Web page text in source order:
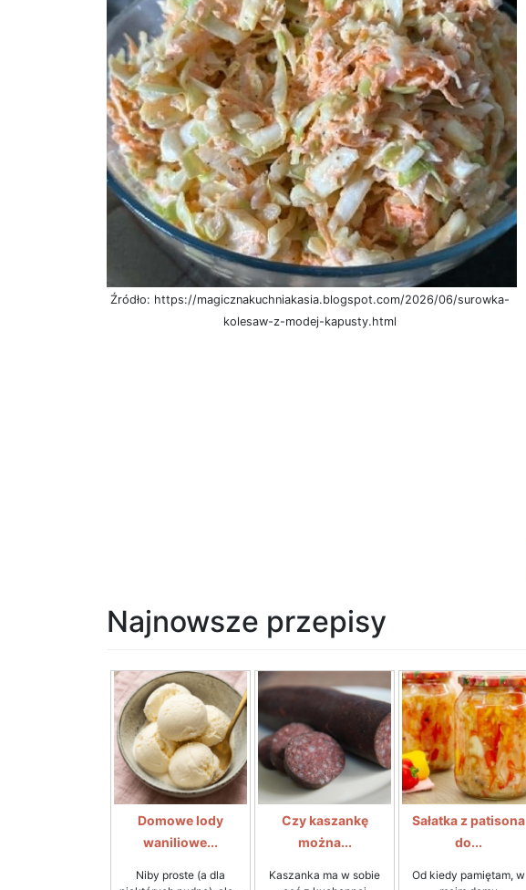
Źródło: https://magicznakuchniakasia.blogspot.com/2026/06/surowka-
kolesaw-z-modej-kapusty.html
Najnowsze przepisy
Domowe lody
waniliowe...
Niby proste (a dla
Czy kaszankę
można...
Kaszanka ma w sobie
Sałatka z patisona
do...
Od kiedy pamiętam, w